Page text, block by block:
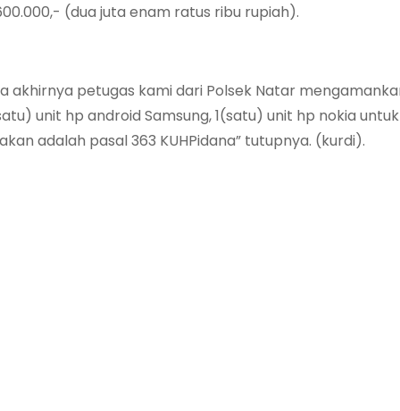
(dua juta enam ratus ribu rupiah).
akhirnya petugas kami dari Polsek Natar
unit hp android Samsung, 1(satu) unit hp nokia
adalah pasal 363 KUHPidana” tutupnya. (kurdi).